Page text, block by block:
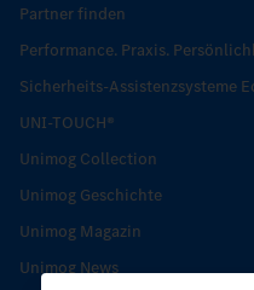
Partner finden
Performance. Praxis.
Sicherheits-Assistenzsysteme
UNI-TOUCH®
Unimog Collection
Unimog Geschichte
Unimog Magazin
Unimog News